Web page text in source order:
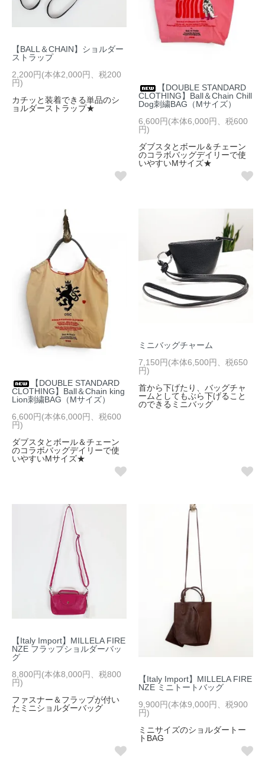
【BALL＆CHAIN】ショルダー
ストラップ
2,200円(本体2,000円、税200
円)
カチッと装着できる単品のシ
ョルダーストラップ★
【DOUBLE STANDARD
CLOTHING】Ball＆Chain Chill
Dog刺繍BAG（Mサイズ）
6,600円(本体6,000円、税600
円)
ダブスタとボール＆チェーン
のコラボバッグデイリーで使
いやすいMサイズ★
【DOUBLE STANDARD
CLOTHING】Ball＆Chain king
Lion刺繍BAG（Mサイズ）
6,600円(本体6,000円、税600
円)
ダブスタとボール＆チェーン
のコラボバッグデイリーで使
いやすいMサイズ★
ミニバッグチャーム
7,150円(本体6,500円、税650
円)
首から下げたり、バッグチャ
ームとしてもぶら下げること
のできるミニバッグ
【Italy Import】MILLELA FIRE
NZE フラップショルダーバッ
グ
8,800円(本体8,000円、税800
円)
ファスナー＆フラップが付い
たミニショルダーバッグ
【Italy Import】MILLELA FIRE
NZE ミニトートバッグ
9,900円(本体9,000円、税900
円)
ミニサイズのショルダートー
トBAG